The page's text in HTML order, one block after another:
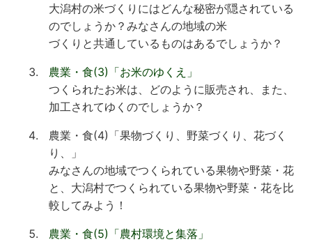
大潟村の米づくりにはどんな秘密が隠されている
のでしょうか？みなさんの地域の米
づくりと共通しているものはあるでしょうか？
農業・食(3)「お米のゆくえ」
つくられたお米は、どのように販売され、また、
加工されてゆくのでしょうか？
農業・食(4)「果物づくり、野菜づくり、花づく
り、」
みなさんの地域でつくられている果物や野菜・花
と、大潟村でつくられている果物や野菜・花を比
較してみよう！
農業・食(5)「農村環境と集落」